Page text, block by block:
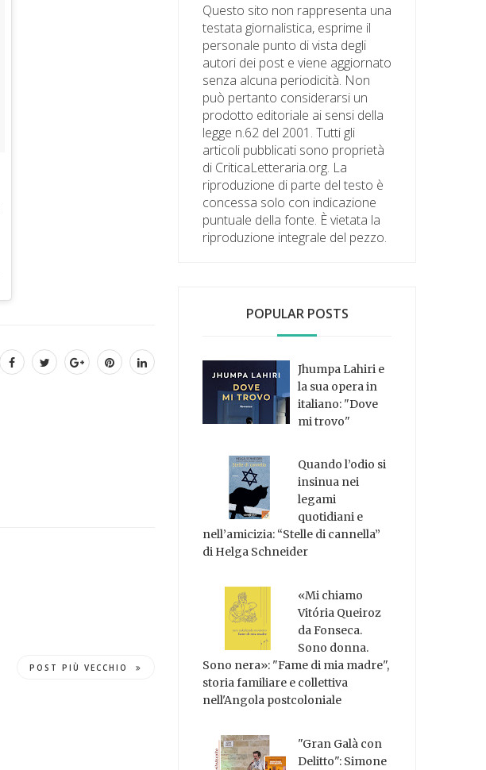
POST PIÙ VECCHIO
Questo sito non rappresenta una
testata giornalistica, esprime il
personale punto di vista degli
autori dei post e viene aggiornato
senza alcuna periodicità. Non
può pertanto considerarsi un
prodotto editoriale ai sensi della
legge n.62 del 2001. Tutti gli
articoli pubblicati sono proprietà
di CriticaLetteraria.org. La
riproduzione di parte del testo è
concessa solo con indicazione
puntuale della fonte. È vietata la
riproduzione integrale del pezzo.
POPULAR POSTS
Jhumpa Lahiri e
la sua opera in
italiano: "Dove
mi trovo"
Quando l’odio si
insinua nei
legami
quotidiani e
nell’amicizia: “Stelle di cannella”
di Helga Schneider
«Mi chiamo
Vitória Queiroz
da Fonseca.
Sono donna.
Sono nera»: "Fame di mia madre",
storia familiare e collettiva
nell'Angola postcoloniale
"Gran Galà con
Delitto": Simone